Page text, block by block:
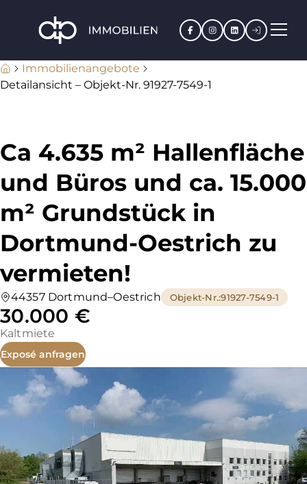
Facebook
Instagram
LinkedIn
Immobilienangebote
Detailansicht – Objekt-Nr. 91927-7549-1
Ca 4.635 m² Hallenfläche
und Büros und ca. 15.000
m² Grundstück in
Dortmund-Oestrich zu
vermieten!
44357 Dortmund–Oestrich Objekt-Nr.:91927-7549-1
30.000 €
Kaltmiete
Exposé anfragen